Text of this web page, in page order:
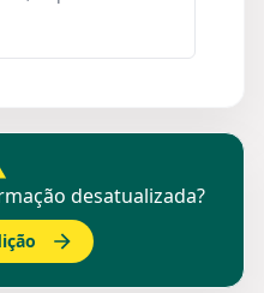
desatualizada?